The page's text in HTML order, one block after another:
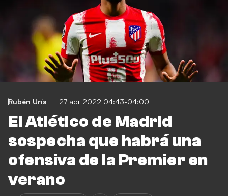
Rubén Uría 27 abr 2022 04:43-04:00
El Atlético de Madrid
sospecha que habrá una
ofensiva de la Premier en
verano